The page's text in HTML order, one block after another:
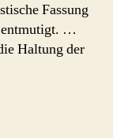
Fassung
entmutigt. …
Haltung der